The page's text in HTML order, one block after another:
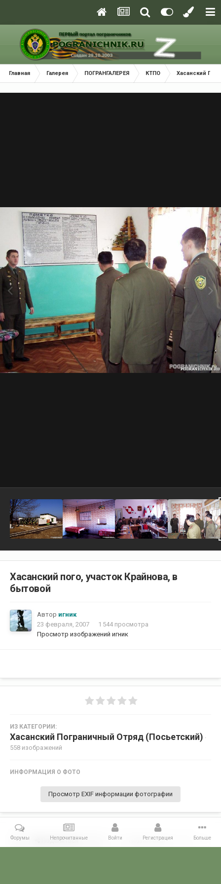
Главная Галерея ПОГРАНГАЛЕРЕЯ КТПО Хасанский
Хасанский пого, участок Крайнова, в
бытовой
Автор игник
23 февраля, 2007
1 544 просмотра
Просмотр изображений игник
ИЗ КАТЕГОРИИ:
Хасанский Пограничный Отряд (Посьетский) ·
558 изображений
ИНФОРМАЦИЯ О ФОТО
Просмотр EXIF информации фотографии
Поделиться Подписчики 0
Форумы Непрочитанные Войти Регистрация Больше